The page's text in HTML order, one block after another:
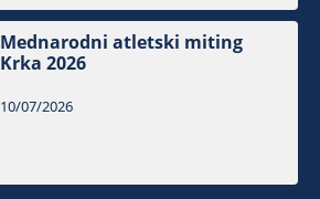
Mednarodni atletski miting
Krka 2026
10/07/2026